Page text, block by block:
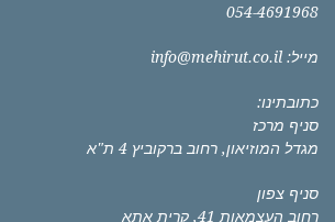
054-4691968
מייל: info@mehirut.co.il
כתובתינו:
סניף מרכז
מגדל המוזיאון, רחוב ברקוביץ 4 ת"א
סניף צפון
רחוב העצמאות 41, קרית אתא